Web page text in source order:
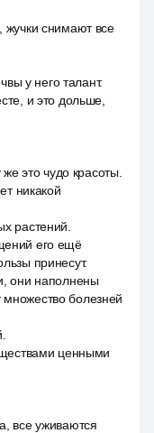
снимают все
у него талант.
и это дольше,
это чудо красоты.
никакой
растений.
его ещё
принесут.
они наполнены
болезней
ценными
все уживаются